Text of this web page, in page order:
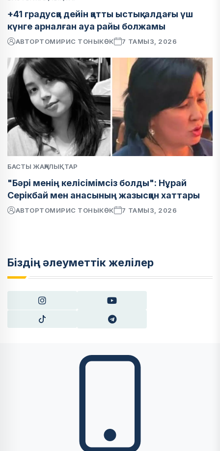
+41 градусқа дейін қатты ыстық: алдағы үш
күнге арналған ауа райы болжамы
АВТОРТОМИРИС ТОНЫКӨК 7 ТАМЫЗ, 2026
БАСТЫ ЖАҢАЛЫҚТАР
"Бәрі менің келісімімсіз болды": Нұрай
Серікбай мен анасының жазысқан хаттары
АВТОРТОМИРИС ТОНЫКӨК 7 ТАМЫЗ, 2026
Біздің әлеуметтік желілер